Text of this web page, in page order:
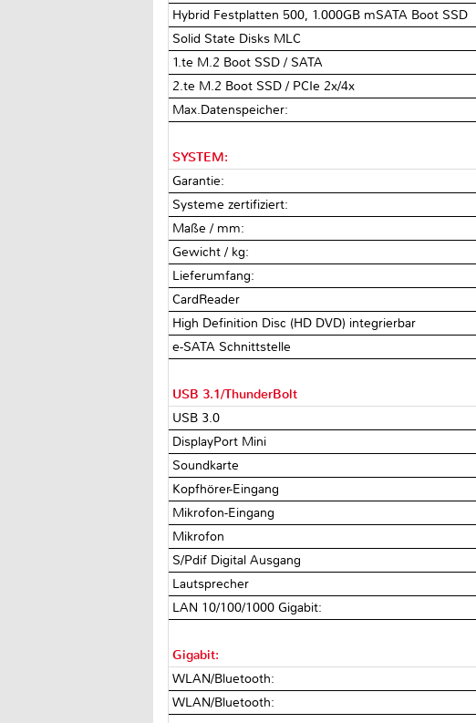
Hybrid Festplatten 500, 1.000GB mSATA Boot SSD
Solid State Disks MLC
1.te M.2 Boot SSD / SATA
2.te M.2 Boot SSD / PCIe 2x/4x
Max.Datenspeicher:
SYSTEM:
Garantie:
Systeme zertifiziert:
Maße / mm:
Gewicht / kg:
Lieferumfang:
CardReader
High Definition Disc (HD DVD) integrierbar
e-SATA Schnittstelle
USB 3.1/ThunderBolt
USB 3.0
DisplayPort Mini
Soundkarte
Kopfhörer-Eingang
Mikrofon-Eingang
Mikrofon
S/Pdif Digital Ausgang
Lautsprecher
LAN 10/100/1000 Gigabit:
Gigabit:
WLAN/Bluetooth:
WLAN/Bluetooth: